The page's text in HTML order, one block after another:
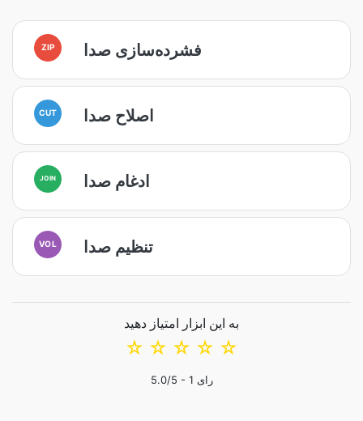
ZIP فشرده‌سازی صدا
CUT اصلاح صدا
JOIN ادغام صدا
VOL تنظیم صدا
به این ابزار امتیاز دهید
☆
☆
☆
☆
☆
5.0/5 - 1 رای